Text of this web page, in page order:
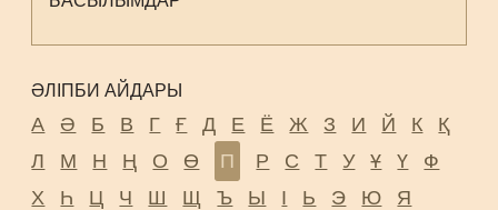
ӘЛІПБИ АЙДАРЫ
А Ә Б В Г Ғ Д Е Ё Ж З И Й К
Қ
Л
М Н Ң О Ө П Р С Т У Ұ Ү
Ф
Х
Һ Ц Ч Ш Щ Ъ Ы І Ь Э Ю Я